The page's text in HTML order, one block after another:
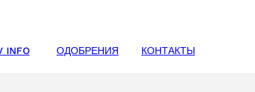
INFO ОДОБРЕНИЯ КОНТАКТЫ